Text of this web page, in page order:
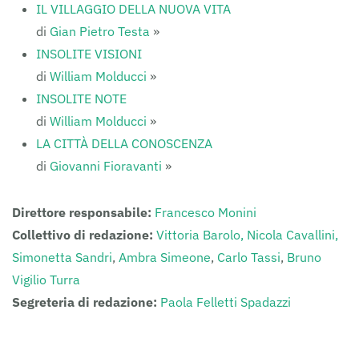
IL VILLAGGIO DELLA NUOVA VITA
di Gian Pietro Testa »
INSOLITE VISIONI
di William Molducci »
INSOLITE NOTE
di William Molducci »
LA CITTÀ DELLA CONOSCENZA
di Giovanni Fioravanti »
Direttore responsabile: Francesco Monini
Collettivo di redazione: Vittoria Barolo, Nicola Cavallini,
Simonetta Sandri, Ambra Simeone, Carlo Tassi, Bruno
Vigilio Turra
Segreteria di redazione: Paola Felletti Spadazzi